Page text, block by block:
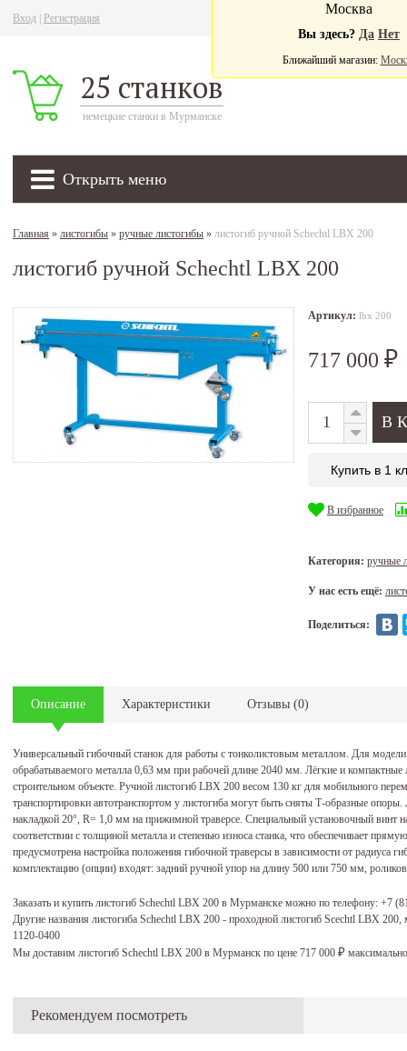
Вход Регистрация
25 станков
немецкие станки в Мурманске
Открыть меню
Москва
Вы здесь? Да Нет
Ближайший магазин:
Главная » листогибы » ручные листогибы » листогиб ручной Schechtl LBX 200
листогиб ручной Schechtl LBX 200
Артикул: lbx 200
717 000 ₽
Купить в 1
В избранное
Категория: ручные
У нас есть ещё:
Поделиться:
Описание Характеристики Отзывы (0)
Универсальный гибочный станок для работы с тонколистовым металлом. Для
обрабатываемого металла 0,63 мм при рабочей длине 2040 мм. Лёгкие и компактные
строительном объекте. Ручной листогиб LBX 200 весом 130 кг для мобильного
транспортировки автотранспортом у листогиба могут быть сняты Т-образные
накладкой 20°, R= 1,0 мм на прижимной траверсе. Специальный установочный винт
соответствии с толщиной металла и степенью износа станка, что обеспечивает
предусмотрена настройка положения гибочной траверсы в зависимости от радиуса
комплектацию (опции) входят: задний ручной упор на длину 500 или 750 мм,
Заказать и купить листогиб Schechtl LBX 200 в Мурманске можно по телефону: +7
Другие названия листогиба Schechtl LBX 200 - проходной листогиб Scechtl LBX
1120-0400
Мы доставим листогиб Schechtl LBX 200 в Мурманск по цене 717 000 ₽
Рекомендуем посмотреть